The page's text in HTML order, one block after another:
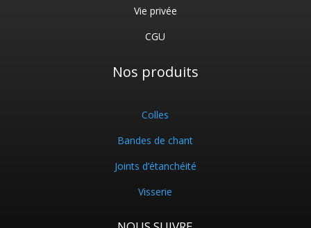
Vie privée
CGU
Nos produits
Colles
Bandes de chant
Joints d’étanchéité
Visserie